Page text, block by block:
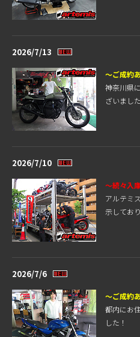
2026/7/13
～ご成約
神奈川県
ざいました
2026/7/10
～続々入
アルテミ
示してお
2026/7/6
～ご成約
都内にお
した！